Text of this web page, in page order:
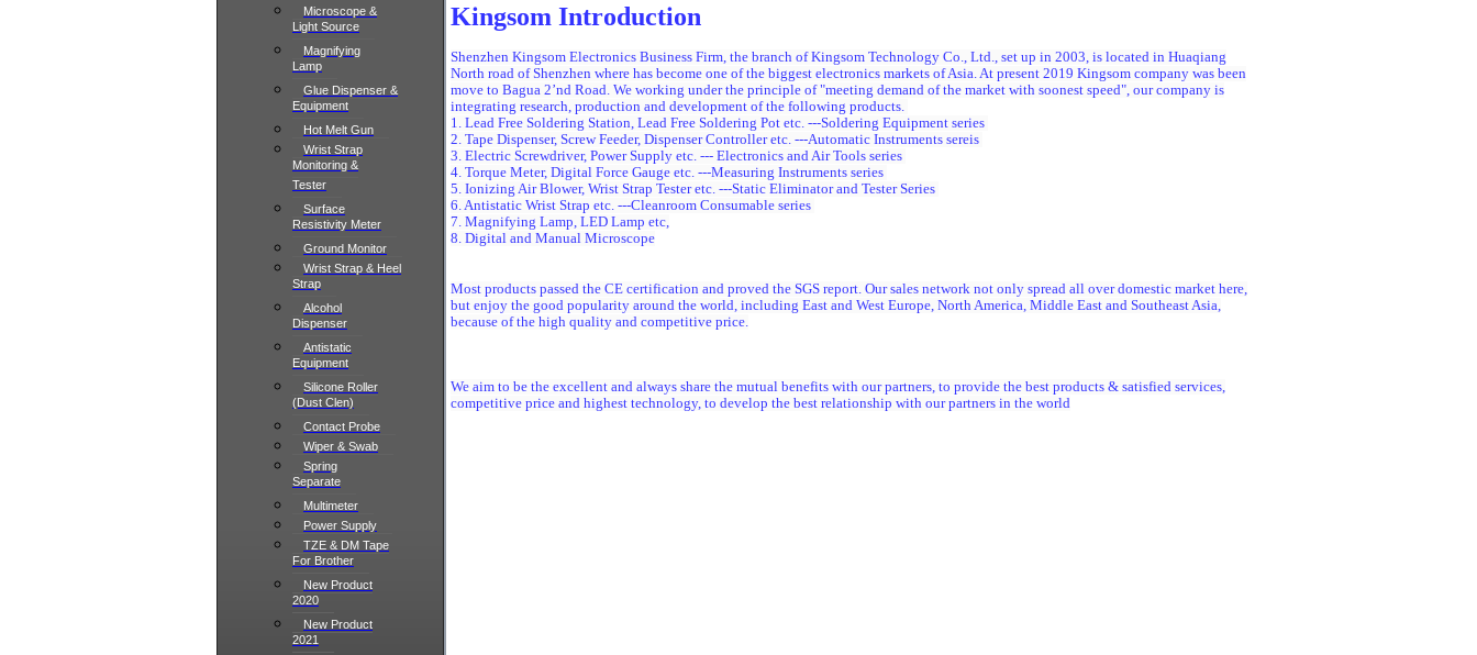
Microscope &
Light Source
Magnifying
Lamp
Glue Dispenser &
Equipment
Hot Melt Gun
Wrist Strap
Monitoring &
Tester
Surface
Resistivity Meter
Ground Monitor
Wrist Strap & Heel
Strap
Alcohol
Dispenser
Antistatic
Equipment
Silicone Roller
(Dust Clen)
Contact Probe
Wiper & Swab
Spring
Separate
Multimeter
Power Supply
TZE & DM Tape
For Brother
New Product
2020
New Product
2021
Kingsom Introduction
Shenzhen Kingsom Electronics Business Firm, the branch of Kingsom Technology Co., Ltd., set up in 2003, is located in Huaqiang
North road of Shenzhen where has become one of the biggest electronics markets of Asia. At present 2019 Kingsom company was been
move to Bagua 2’nd Road. We working under the principle of "meeting demand of the market with soonest speed", our company is
integrating research, production and development of the following products.
1. Lead Free Soldering Station, Lead Free Soldering Pot etc. ---Soldering Equipment series
2. Tape Dispenser, Screw Feeder, Dispenser Controller etc. ---Automatic Instruments sereis
3. Electric Screwdriver, Power Supply etc. --- Electronics and Air Tools series
4. Torque Meter, Digital Force Gauge etc. ---Measuring Instruments series
5. Ionizing Air Blower, Wrist Strap Tester etc. ---Static Eliminator and Tester Series
6. Antistatic Wrist Strap etc. ---Cleanroom Consumable series
7. Magnifying Lamp, LED Lamp etc,
8. Digital and Manual Microscope
Most products passed the CE certification and proved the SGS report. Our sales network not only spread all over domestic market here,
but enjoy the good popularity around the world, including East and West Europe, North America, Middle East and Southeast Asia,
because of the high quality and competitive price.
We aim to be the excellent and always share the mutual benefits with our partners, to provide the best products & satisfied services,
competitive price and highest technology, to develop the best relationship with our partners in the world